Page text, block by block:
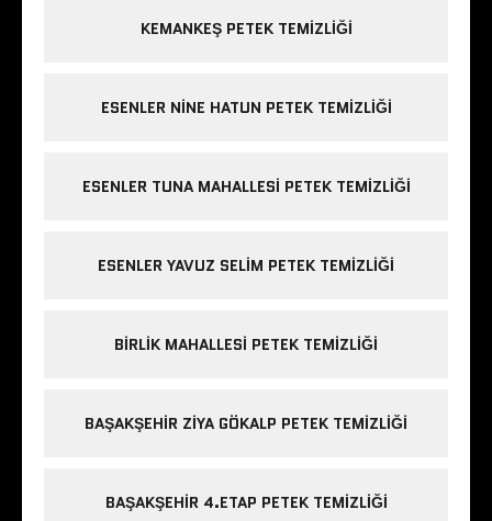
KEMANKEŞ PETEK TEMIZLIĞI
ESENLER NINE HATUN PETEK TEMIZLIĞI
ESENLER TUNA MAHALLESI PETEK TEMIZLIĞI
ESENLER YAVUZ SELIM PETEK TEMIZLIĞI
BIRLIK MAHALLESI PETEK TEMIZLIĞI
BAŞAKŞEHIR ZIYA GÖKALP PETEK TEMIZLIĞI
BAŞAKŞEHIR 4.ETAP PETEK TEMIZLIĞI